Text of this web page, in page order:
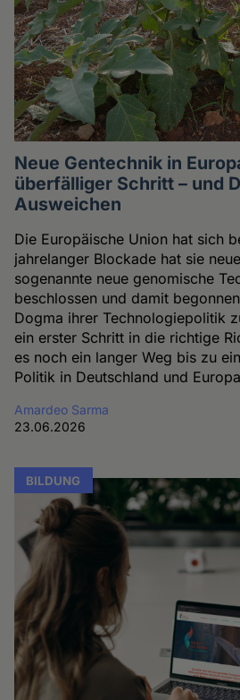
Neue Gentechnik in
überfälliger Schritt – und
Ausweichen
Die Europäische Union hat sich
jahrelanger Blockade hat sie
sogenannte neue genomische
beschlossen und damit
Dogma ihrer Technologiepolitik
ein erster Schritt in die richtige
es noch ein langer Weg bis zu
Politik in Deutschland und
Amardeo Sarma
23.06.2026
BILDUNG